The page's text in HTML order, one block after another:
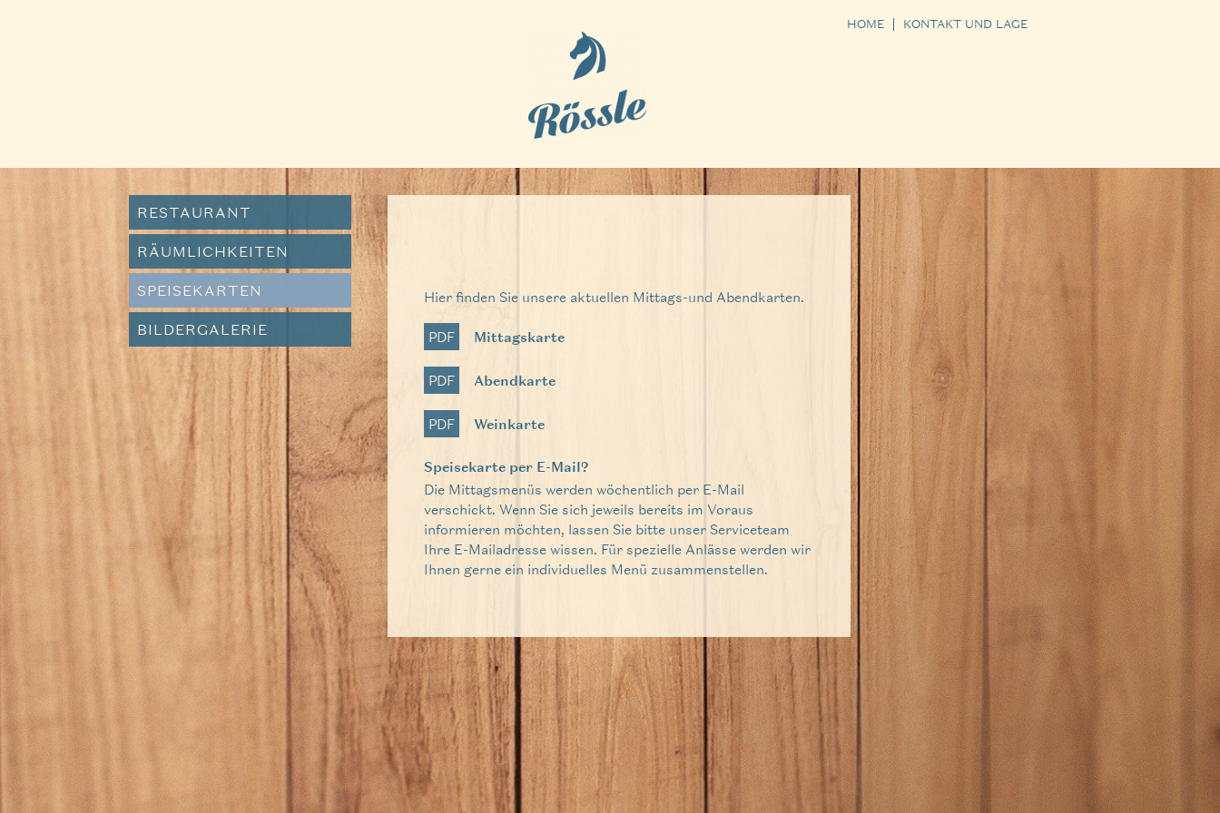
HOME KONTAKT UND LAGE
RESTAURANT
RÄUMLICHKEITEN
SPEISEKARTEN
BILDERGALERIE
Hier finden Sie unsere aktuellen Mittags-und Abendkarten.
PDF Mittagskarte
PDF Abendkarte
PDF Weinkarte
Speisekarte per E-Mail?
Die Mittagsmenüs werden wöchentlich per E-Mail
verschickt. Wenn Sie sich jeweils bereits im Voraus
informieren möchten, lassen Sie bitte unser Serviceteam
Ihre E-Mailadresse wissen. Für spezielle Anlässe werden wir
Ihnen gerne ein individuelles Menü zusammenstellen.